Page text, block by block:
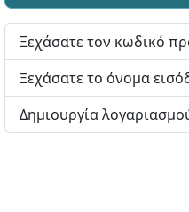
Ξεχάσατε τον κωδικό
Ξεχάσατε το όνομα
Δημιουργία